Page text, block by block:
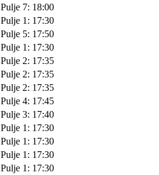
Pulje 7: 18:00
Pulje 1: 17:30
Pulje 5: 17:50
Pulje 1: 17:30
Pulje 2: 17:35
Pulje 2: 17:35
Pulje 2: 17:35
Pulje 4: 17:45
Pulje 3: 17:40
Pulje 1: 17:30
Pulje 1: 17:30
Pulje 1: 17:30
Pulje 1: 17:30